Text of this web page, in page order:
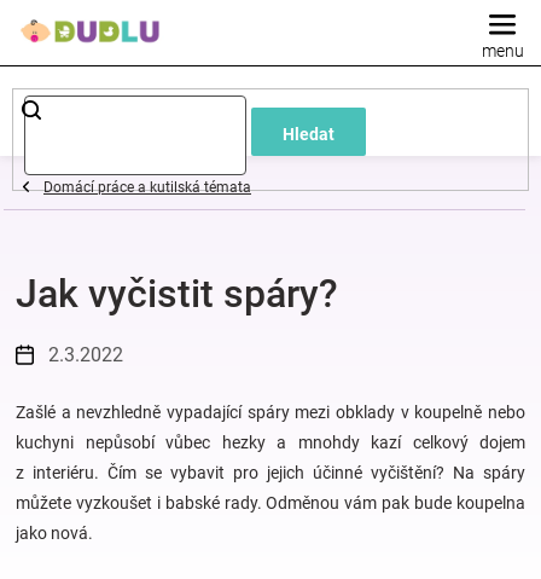
Hledat
Dětské
a
oblečení
Pokojíček
a
kojenecká
výbava
Domácí práce a kutilská témata
Jak vyčistit spáry?
2.3.2022
Zašlé a nevzhledně vypadající spáry mezi obklady v koupelně nebo
kuchyni nepůsobí vůbec hezky a mnohdy kazí celkový dojem
z interiéru. Čím se vybavit pro jejich účinné vyčištění? Na spáry
můžete vyzkoušet i babské rady. Odměnou vám pak bude koupelna
jako nová.